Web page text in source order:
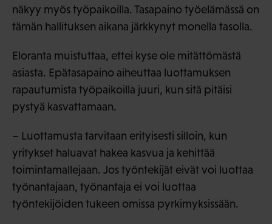
näkyy myös työpaikoilla. Tasapaino työelämässä on
tämän hallituksen aikana järkkynyt monella tasolla.
Eloranta muistuttaa, ettei kyse ole mitättömästä
asiasta. Epätasapaino aiheuttaa luottamuksen
rapautumista työpaikoilla juuri, kun sitä pitäisi
pystyä kasvattamaan.
– Luottamusta tarvitaan erityisesti silloin, kun
yritykset haluavat hakea kasvua ja kehittää
toimintamallejaan. Jos työntekijät eivät voi luottaa
työnantajaan, työnantaja ei voi luottaa
työntekijöiden tukeen omissa pyrkimyksissään.